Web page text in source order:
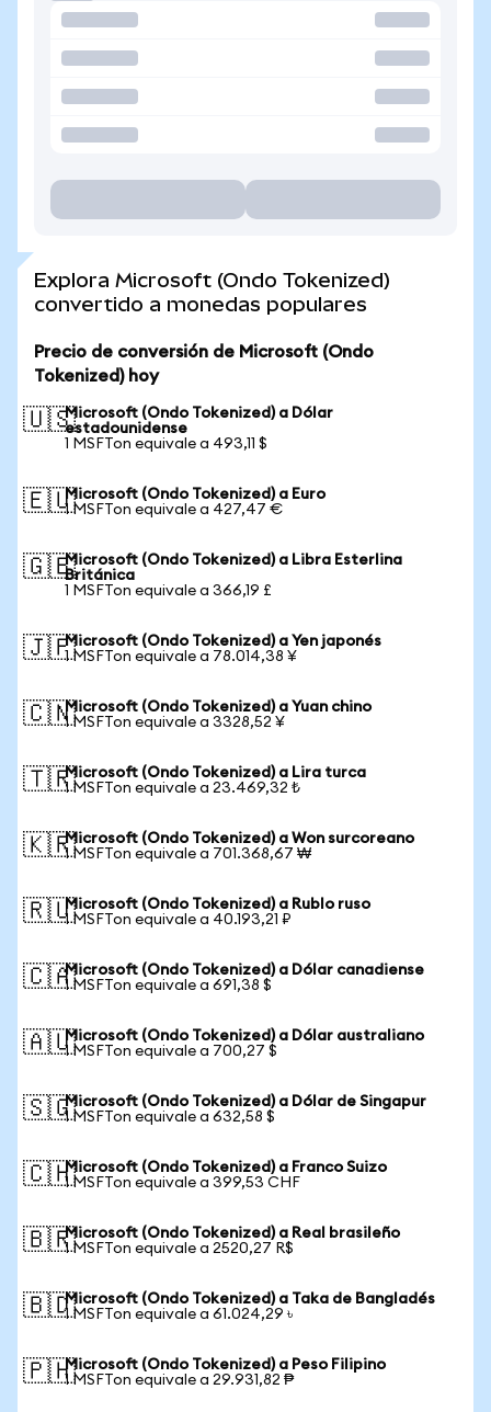
Explora Microsoft (Ondo Tokenized)
convertido a monedas populares
Precio de conversión de Microsoft (Ondo
Tokenized) hoy
🇺🇸Microsoft (Ondo Tokenized) a Dólar
estadounidense
1 MSFTon equivale a 493,11 $
🇪🇺Microsoft (Ondo Tokenized) a Euro
1 MSFTon equivale a 427,47 €
🇬🇧Microsoft (Ondo Tokenized) a Libra Esterlina
Británica
1 MSFTon equivale a 366,19 £
🇯🇵Microsoft (Ondo Tokenized) a Yen japonés
1 MSFTon equivale a 78.014,38 ¥
🇨🇳Microsoft (Ondo Tokenized) a Yuan chino
1 MSFTon equivale a 3328,52 ¥
🇹🇷Microsoft (Ondo Tokenized) a Lira turca
1 MSFTon equivale a 23.469,32 ₺
🇰🇷Microsoft (Ondo Tokenized) a Won surcoreano
1 MSFTon equivale a 701.368,67 ₩
🇷🇺Microsoft (Ondo Tokenized) a Rublo ruso
1 MSFTon equivale a 40.193,21 ₽
🇨🇦Microsoft (Ondo Tokenized) a Dólar canadiense
1 MSFTon equivale a 691,38 $
🇦🇺Microsoft (Ondo Tokenized) a Dólar australiano
1 MSFTon equivale a 700,27 $
🇸🇬Microsoft (Ondo Tokenized) a Dólar de Singapur
1 MSFTon equivale a 632,58 $
🇨🇭Microsoft (Ondo Tokenized) a Franco Suizo
1 MSFTon equivale a 399,53 CHF
🇧🇷Microsoft (Ondo Tokenized) a Real brasileño
1 MSFTon equivale a 2520,27 R$
🇧🇩Microsoft (Ondo Tokenized) a Taka de Bangladés
1 MSFTon equivale a 61.024,29 ৳
🇵🇭Microsoft (Ondo Tokenized) a Peso Filipino
1 MSFTon equivale a 29.931,82 ₱